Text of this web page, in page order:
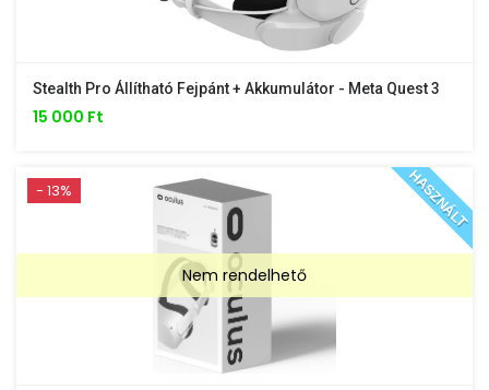
Stealth Pro Állítható Fejpánt + Akkumulátor - Meta Quest 3
15 000 Ft
- 13%
Nem rendelhető
HASZNÁLT